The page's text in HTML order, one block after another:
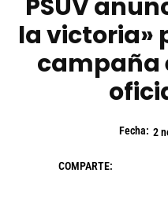
PSUV
la victoria»
campaña
Fecha: 2
COMPARTE: